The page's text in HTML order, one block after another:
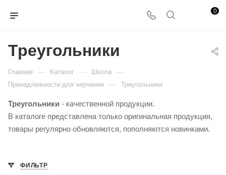
0
Треугольники
Главная — Каталог — Школа —
Принадлежности для черчения — Треугольники
Треугольники - качественной продукции.
В каталоге представлена только оригинальная продукция,
товары регулярно обновляются, пополняются новинками.
ФИЛЬТР